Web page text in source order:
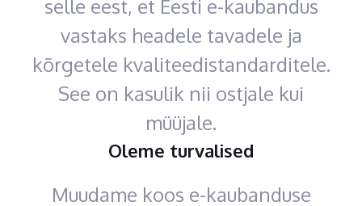
selle eest, et Eesti e-kaubandus
vastaks headele tavadele ja
kõrgetele kvaliteedistandarditele.
See on kasulik nii ostjale kui
müüjale.
Oleme turvalised
Muudame koos e-kaubanduse